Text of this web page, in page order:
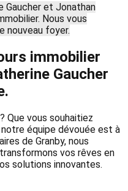
Gaucher et Jonathan
Nous vous
nouveau foyer.
immobilier
Gaucher
Que vous souhaitiez
équipe dévouée est à
de Granby, nous
vos rêves en
solutions innovantes.